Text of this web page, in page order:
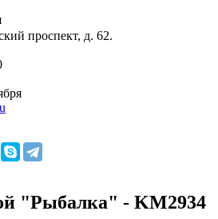
проспект, д. 62.
"Рыбалка" - KM2934